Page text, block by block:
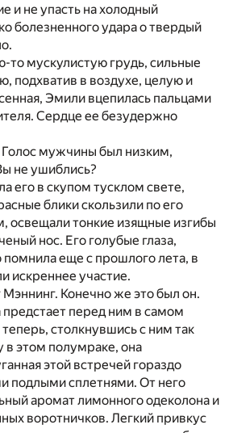
и не упасть на холодный
болезненного удара о твердый
то мускулистую грудь, сильные
подхватив в воздухе, целую и
Эмили вцепилась пальцами
Сердце ее безудержно
мужчины был низким,
не ушиблись?
его в скупом тусклом свете,
блики скользили по его
освещали тонкие изящные изгибы
нос. Его голубые глаза,
еще с прошлого лета, в
искреннее участие.
Мэннинг. Конечно же это был он.
предстает перед ним в самом
столкнувшись с ним так
в этом полумраке, она
этой встречей гораздо
подлыми сплетнями. От него
аромат лимонного одеколона и
воротничков. Легкий привкус